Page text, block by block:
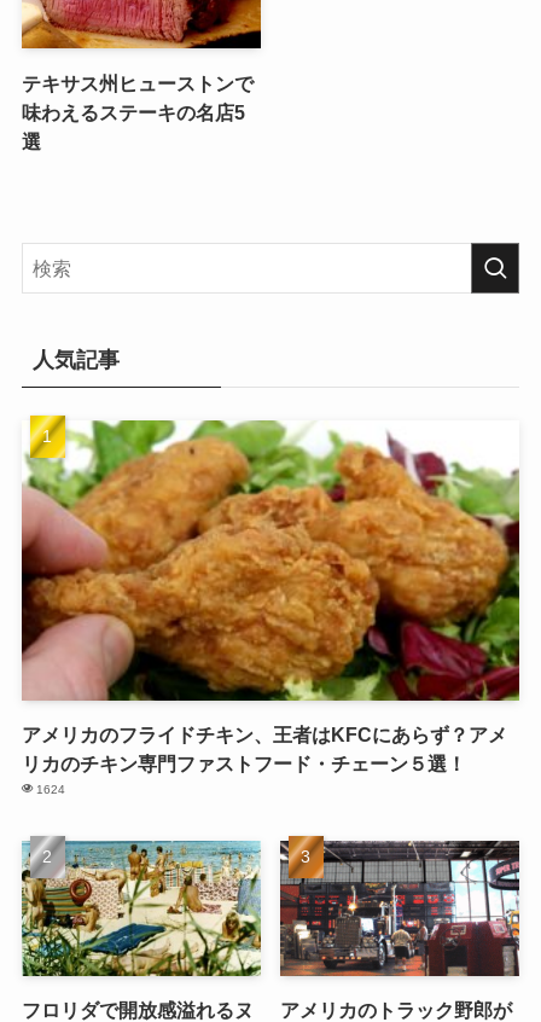
テキサス州ヒューストンで
味わえるステーキの名店5
選
人気記事
アメリカのフライドチキン、王者はKFCにあらず？アメ
リカのチキン専門ファストフード・チェーン５選！
1624
フロリダで開放感溢れるヌ
アメリカのトラック野郎が